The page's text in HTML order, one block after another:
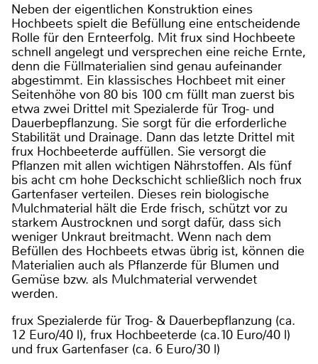
Neben der eigentlichen Konstruktion eines
Hochbeets spielt die Befüllung eine entscheidende
Rolle für den Ernteerfolg. Mit frux sind Hochbeete
schnell angelegt und versprechen eine reiche Ernte,
denn die Füllmaterialien sind genau aufeinander
abgestimmt. Ein klassisches Hochbeet mit einer
Seitenhöhe von 80 bis 100 cm füllt man zuerst bis
etwa zwei Drittel mit Spezialerde für Trog- und
Dauerbepflanzung. Sie sorgt für die erforderliche
Stabilität und Drainage. Dann das letzte Drittel mit
frux Hochbeeterde auffüllen. Sie versorgt die
Pflanzen mit allen wichtigen Nährstoffen. Als fünf
bis acht cm hohe Deckschicht schließlich noch frux
Gartenfaser verteilen. Dieses rein biologische
Mulchmaterial hält die Erde frisch, schützt vor zu
starkem Austrocknen und sorgt dafür, dass sich
weniger Unkraut breitmacht. Wenn nach dem
Befüllen des Hochbeets etwas übrig ist, können die
Materialien auch als Pflanzerde für Blumen und
Gemüse bzw. als Mulchmaterial verwendet
werden.
frux Spezialerde für Trog- & Dauerbepflanzung (ca.
12 Euro/40 l), frux Hochbeeterde (ca.10 Euro/40 l)
und frux Gartenfaser (ca. 6 Euro/30 l)